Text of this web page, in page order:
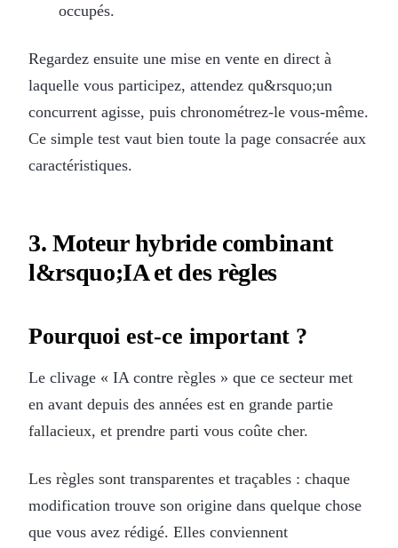
occupés.
Regardez ensuite une mise en vente en direct à
laquelle vous participez, attendez qu&rsquo;un
concurrent agisse, puis chronométrez-le vous-même.
Ce simple test vaut bien toute la page consacrée aux
caractéristiques.
3. Moteur hybride combinant
l&rsquo;IA et des règles
Pourquoi est-ce important ?
Le clivage « IA contre règles » que ce secteur met
en avant depuis des années est en grande partie
fallacieux, et prendre parti vous coûte cher.
Les règles sont transparentes et traçables : chaque
modification trouve son origine dans quelque chose
que vous avez rédigé. Elles conviennent